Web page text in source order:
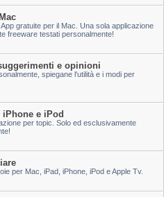
gratuite per il Mac. Una sola applicazione
freeware testati personalmente!
e opinioni
spiegane l'utilità e i modi per
e iPod
per topic. Solo ed esclusivamente
per Mac, iPad, iPhone, iPod e Apple Tv.